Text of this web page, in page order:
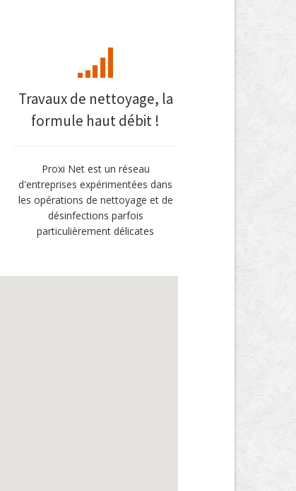
Travaux de nettoyage, la
formule haut débit !
Proxi Net est un réseau
d'entreprises expérimentées dans
les opérations de nettoyage et de
désinfections parfois
particulièrement délicates